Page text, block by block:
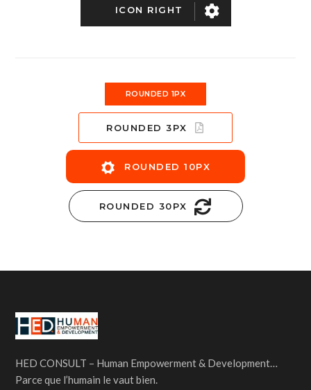
ICON RIGHT
ROUNDED 1PX
ROUNDED 3PX
ROUNDED 10PX
ROUNDED 30PX
HED CONSULT – Human Empowerment & Development…
Parce que l’humain le vaut bien.